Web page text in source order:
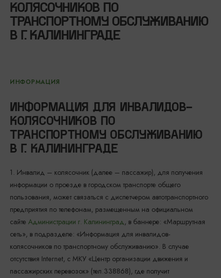
КОЛЯСОЧНИКОВ ПО
ТРАНСПОРТНОМУ ОБСЛУЖИВАНИЮ
В Г. КАЛИНИНГРАДЕ
ИНФОРМАЦИЯ
ИНФОРМАЦИЯ ДЛЯ ИНВАЛИДОВ-
КОЛЯСОЧНИКОВ ПО
ТРАНСПОРТНОМУ ОБСЛУЖИВАНИЮ
В Г. КАЛИНИНГРАДЕ
1. Инвалид – колясочник (далее – пассажир), для получения
информации о проезде в городском транспорте общего
пользования, может связаться с диспетчером автотранспортного
предприятия по телефонам, размещенным на официальном
сайте Администрации г. Калининград, в баннере: «Маршрутная
сеть», в подразделе: «Информация для инвалидов-
колясочников по транспортному обслуживанию». В случае
отсутствия Internet, с МКУ «Центр организации движения и
пассажирских перевозок» (тел.338868), где получит